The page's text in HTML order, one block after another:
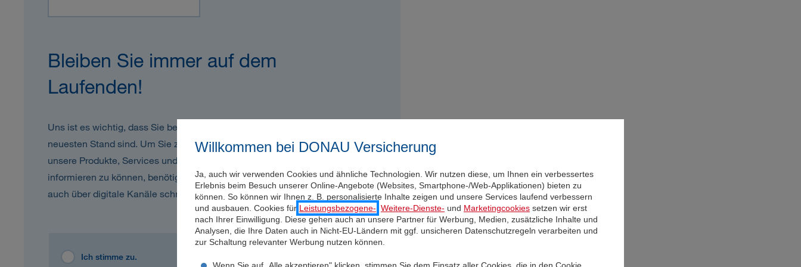
Willkommen bei DONAU Versicherung
Ja, auch wir verwenden Cookies und ähnliche Technologien. Wir nutzen diese, um Ihnen ein verbessertes
Erlebnis beim Besuch unserer Online-Angebote (Websites, Smartphone-/Web-Applikationen) bieten zu
können. So können wir Ihnen z. B. personalisierte Inhalte zeigen und unsere Services laufend verbessern
und ausbauen. Cookies für Leistungsbezogene- Weitere-Dienste- und Marketingcookies setzen wir erst
nach Ihrer Einwilligung. Diese gehen auch an unsere Partner für Werbung, Medien, zusätzliche Inhalte und
Analysen, die Ihre Daten auch in Nicht-EU-Ländern mit ggf. unsicheren Datenschutzregeln verarbeiten und
zur Schaltung relevanter Werbung nutzen können.
Wenn Sie auf „Alle akzeptieren" klicken, stimmen Sie dem Einsatz aller Cookies, die in den Cookie
Bleiben Sie immer auf dem
Laufenden!
Uns ist es wichtig, dass Sie bestmöglich abgesichert und immer am
neuesten Stand sind. Um Sie zukünftig schnell und umweltfreundlich über
unsere Produkte, Services und sonstige interessante Neuigkeiten
informieren zu können, benötigen wir noch Ihre Zustimmung, damit wir Sie
auch über digitale Kanäle schnell und einfach erreichen können.
Ich stimme zu.